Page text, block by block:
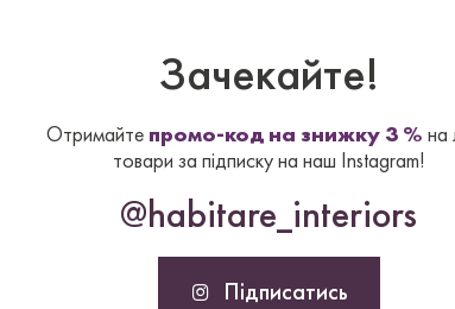
Зачекайте!
Отримайте промо-код на знижку 3 % на
товари за підписку на наш Instagram!
@habitare_interiors
Підписатись